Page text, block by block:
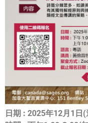
日期 : 2025年12月1日(